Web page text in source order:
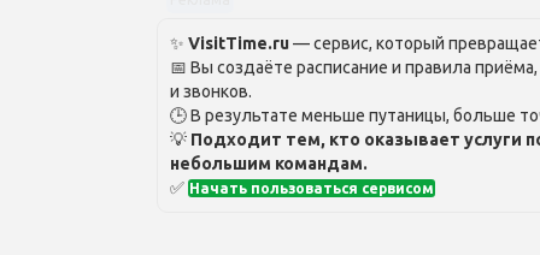
✨ VisitTime.ru— сервис, который
📅 Вы создаёте расписание и правила
и звонков.
🕒 В результате меньше путаницы, больше
💡 Подходит тем, кто оказывает услуги
небольшим командам.
✅ Начать пользоваться сервисом